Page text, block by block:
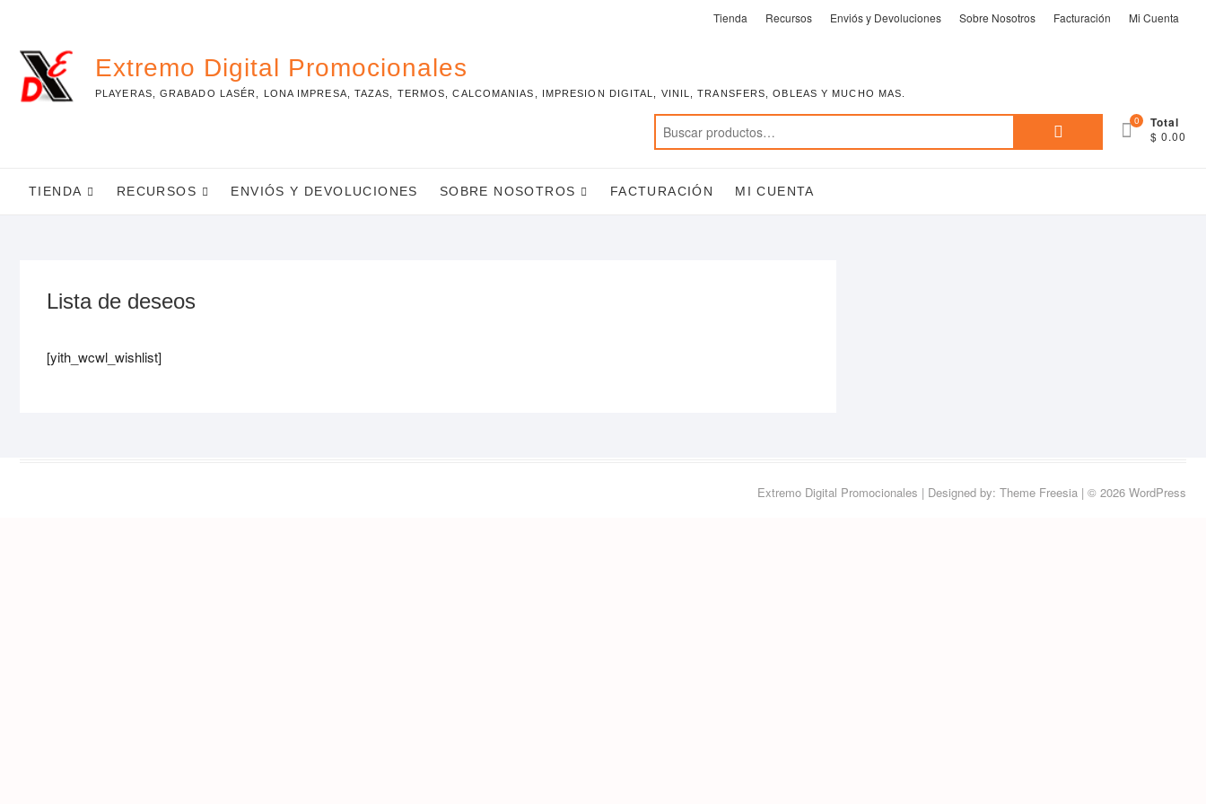
content
Tienda Recursos Enviós y Devoluciones Sobre Nosotros Facturación Mi Cuenta
Extremo Digital Promocionales
PLAYERAS, GRABADO LASÉR, LONA IMPRESA, TAZAS, TERMOS, CALCOMANIAS, IMPRESION DIGITAL, VINIL, TRANSFERS, OBLEAS Y MUCHO MAS.
Buscar
0 Total
$ 0.00
TIENDA RECURSOS ENVIÓS Y DEVOLUCIONES SOBRE NOSOTROS FACTURACIÓN MI CUENTA
Lista de deseos
[yith_wcwl_wishlist]
Extremo Digital Promocionales | Designed by: Theme Freesia | © 2026 WordPress